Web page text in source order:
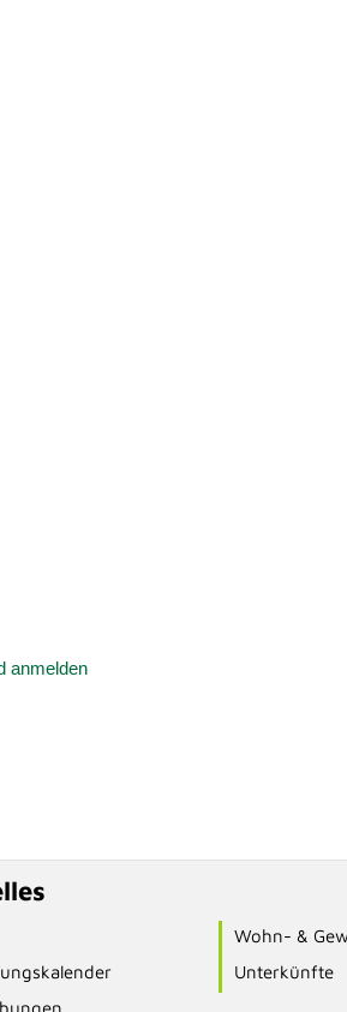
anmelden
Wohn- &
Unterkünfte